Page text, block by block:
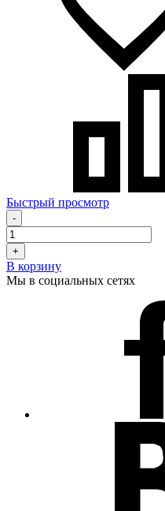
Быстрый просмотр
-
+
В корзину
Мы в социальных сетях